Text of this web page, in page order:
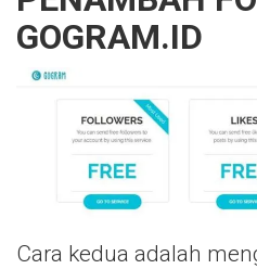
GOGRAM.ID
Cara kedua adalah